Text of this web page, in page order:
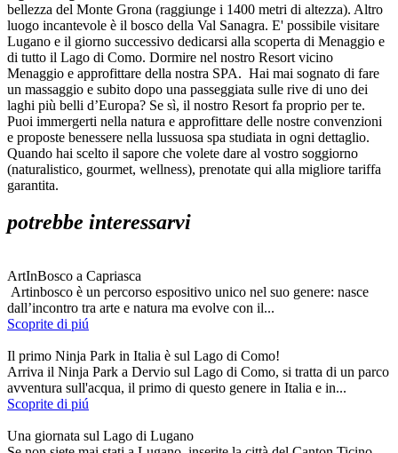
bellezza del Monte Grona (raggiunge i 1400 metri di altezza). Altro
luogo incantevole è il bosco della Val Sanagra. E' possibile visitare
Lugano e il giorno successivo dedicarsi alla scoperta di Menaggio e
di tutto il Lago di Como. Dormire nel nostro Resort vicino
Menaggio e approfittare della nostra SPA. Hai mai sognato di fare
un massaggio e subito dopo una passeggiata sulle rive di uno dei
laghi più belli d’Europa? Se sì, il nostro Resort fa proprio per te.
Puoi immergerti nella natura e approfittare delle nostre convenzioni
e proposte benessere nella lussuosa spa studiata in ogni dettaglio.
Quando hai scelto il sapore che volete dare al vostro soggiorno
(naturalistico, gourmet, wellness), prenotate qui alla migliore tariffa
garantita.
potrebbe interessarvi
ArtInBosco a Capriasca
Artinbosco è un percorso espositivo unico nel suo genere: nasce
dall’incontro tra arte e natura ma evolve con il...
Scoprite di piú
Il primo Ninja Park in Italia è sul Lago di Como!
Arriva il Ninja Park a Dervio sul Lago di Como, si tratta di un parco
avventura sull'acqua, il primo di questo genere in Italia e in...
Scoprite di piú
Una giornata sul Lago di Lugano